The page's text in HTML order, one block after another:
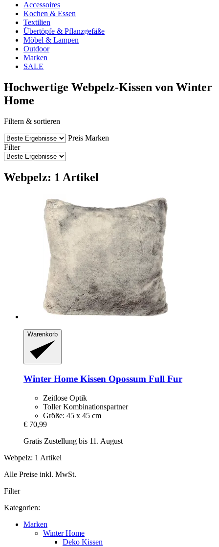
Accessoires
Kochen & Essen
Textilien
Übertöpfe & Pflanzgefäße
Möbel & Lampen
Outdoor
Marken
SALE
Hochwertige Webpelz-Kissen von Winter
Home
Filtern & sortieren
Preis Marken
Filter
Webpelz: 1 Artikel
Warenkorb
Winter Home Kissen Opossum Full Fur
Zeitlose Optik
Toller Kombinationspartner
Größe: 45 x 45 cm
€ 70,99
Gratis Zustellung bis 11. August
Webpelz: 1 Artikel
Alle Preise inkl. MwSt.
Filter
Kategorien:
Marken
Winter Home
Deko Kissen